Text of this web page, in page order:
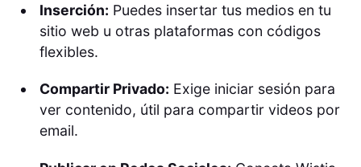
Inserción: Puedes insertar tus medios en tu
sitio web u otras plataformas con códigos
flexibles.
Compartir Privado: Exige iniciar sesión para
ver contenido, útil para compartir videos por
email.